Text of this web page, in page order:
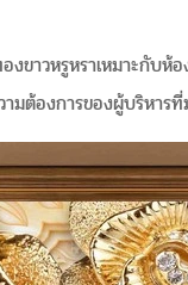
งขาวหรูหราเหมาะกั
ต้องการของผู้บริหารที่